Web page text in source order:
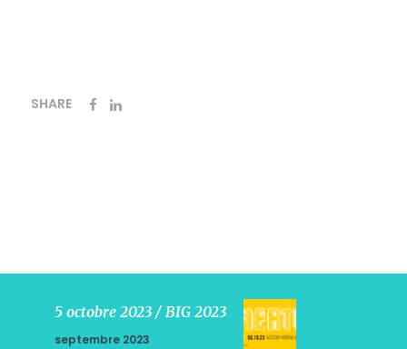
SHARE
5 octobre 2023 / BIG 2023
septembre 2023